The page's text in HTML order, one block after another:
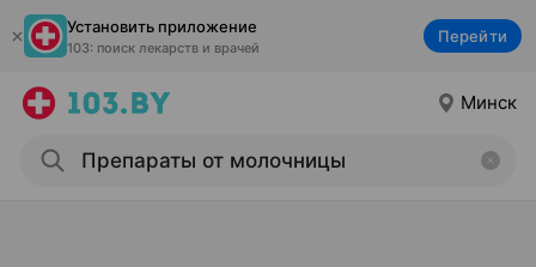
Установить приложение
103: поиск лекарств и врачей
Перейти
Минск